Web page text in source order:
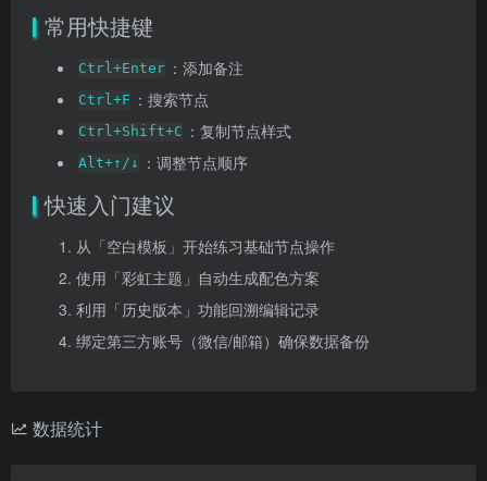
常用快捷键
Ctrl+Enter ：添加备注
Ctrl+F ：搜索节点
Ctrl+Shift+C ：复制节点样式
Alt+↑/↓ ：调整节点顺序
快速入门建议
从「空白模板」开始练习基础节点操作
使用「彩虹主题」自动生成配色方案
利用「历史版本」功能回溯编辑记录
绑定第三方账号（微信/邮箱）确保数据备份
数据统计